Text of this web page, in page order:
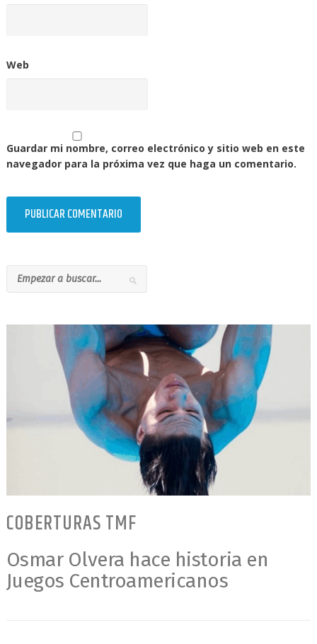
Web
Guardar mi nombre, correo electrónico y sitio web en este
navegador para la próxima vez que haga un comentario.
COBERTURAS TMF
Osmar Olvera hace historia en
Juegos Centroamericanos